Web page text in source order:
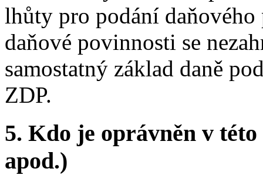
lhůty pro podání
daňové povinnosti se
samostatný základ daně
ZDP.
5. Kdo je oprávněn v
apod.)